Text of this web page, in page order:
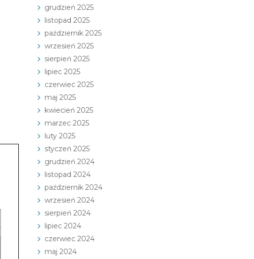
grudzień 2025
listopad 2025
październik 2025
wrzesień 2025
sierpień 2025
lipiec 2025
czerwiec 2025
maj 2025
kwiecień 2025
marzec 2025
luty 2025
styczeń 2025
grudzień 2024
listopad 2024
październik 2024
wrzesień 2024
sierpień 2024
lipiec 2024
czerwiec 2024
maj 2024